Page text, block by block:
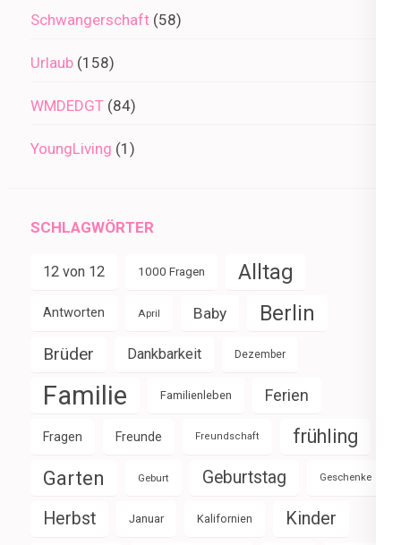
Schwangerschaft (58)
Urlaub (158)
WMDEDGT (84)
YoungLiving (1)
SCHLAGWÖRTER
12 von 12 1000 Fragen Alltag
Antworten April Baby Berlin
Brüder Dankbarkeit Dezember
Familie Familienleben Ferien
Fragen Freunde Freundschaft frühling
Garten Geburt Geburtstag Geschenke
Herbst Januar Kalifornien Kinder